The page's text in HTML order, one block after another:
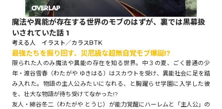
コミッククリエ
魔法や異能が存在する世界のモブのはずが、裏では黒幕扱
いされていた話 1
考える人 イラスト／カラスBTK
最強たちを振り回す、災厄級な超無自覚モブ爆誕!?
限られた人のみ魔法や異能の存在を知る世界。中３の夏、ごく普通の少
年・渡谷雪春（わたがや ゆきはる）はスカウトを受け、異能社会に足を踏
み入れた。物語の主人公みたいになれる、と胸躍らせ学園に入学した彼
を、壮大な物語が待ち受けて――なかった!?
友人・綿谷冬二（わたがや とうじ）が能力覚醒にハーレムと「主人公」の